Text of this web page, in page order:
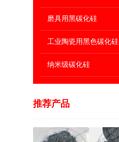
磨具用黑碳化硅
工业陶瓷用黑色碳化硅
纳米级碳化硅
推荐产品